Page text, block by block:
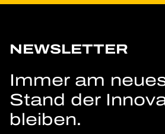
NEWSLETTER
Immer am
Stand der
bleiben.